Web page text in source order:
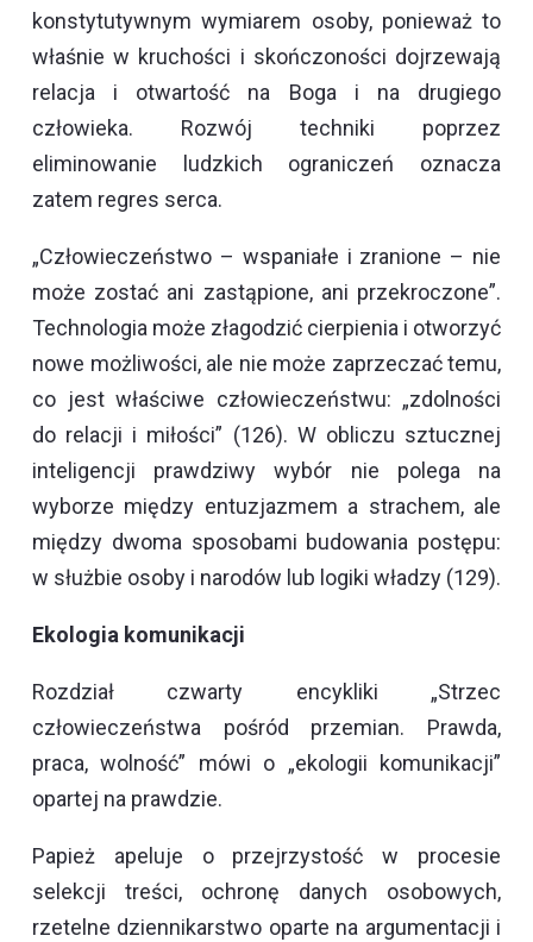
konstytutywnym wymiarem osoby, ponieważ to
właśnie w kruchości i skończoności dojrzewają
relacja i otwartość na Boga i na drugiego
człowieka. Rozwój techniki poprzez
eliminowanie ludzkich ograniczeń oznacza
zatem regres serca.
„Człowieczeństwo – wspaniałe i zranione – nie
może zostać ani zastąpione, ani przekroczone”.
Technologia może złagodzić cierpienia i otworzyć
nowe możliwości, ale nie może zaprzeczać temu,
co jest właściwe człowieczeństwu: „zdolności
do relacji i miłości” (126). W obliczu sztucznej
inteligencji prawdziwy wybór nie polega na
wyborze między entuzjazmem a strachem, ale
między dwoma sposobami budowania postępu:
w służbie osoby i narodów lub logiki władzy (129).
Ekologia komunikacji
Rozdział czwarty encykliki „Strzec
człowieczeństwa pośród przemian. Prawda,
praca, wolność” mówi o „ekologii komunikacji”
opartej na prawdzie.
Papież apeluje o przejrzystość w procesie
selekcji treści, ochronę danych osobowych,
rzetelne dziennikarstwo oparte na argumentacji i